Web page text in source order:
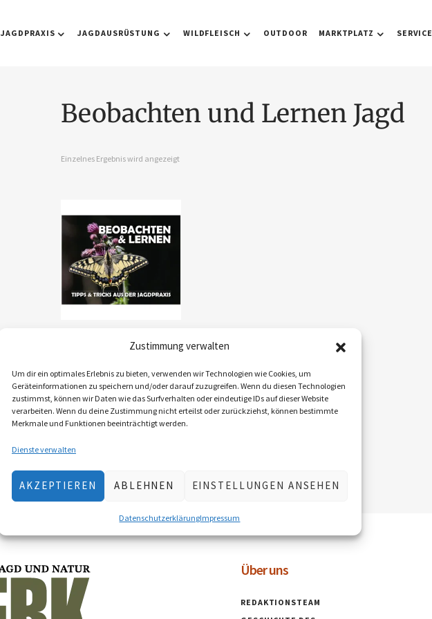
Zustimmung verwalten
Um dir ein optimales Erlebnis zu bieten, verwenden wir Technologien wie Cookies, um
Geräteinformationen zu speichern und/oder darauf zuzugreifen. Wenn du diesen Technologien
zustimmst, können wir Daten wie das Surfverhalten oder eindeutige IDs auf dieser Website
verarbeiten. Wenn du deine Zustimmung nicht erteilst oder zurückziehst, können bestimmte
Merkmale und Funktionen beeinträchtigt werden.
Dienste verwalten
AKZEPTIEREN ABLEHNEN EINSTELLUNGEN ANSEHEN
DatenschutzerklärungImpressum
JAGDPRAXIS JAGDAUSRÜSTUNG WILDFLEISCH OUTDOOR MARKTPLATZ SERVICE
Beobachten und Lernen Jagd
Einzelnes Ergebnis wird angezeigt
Broschüre:
€ 7,50inkl. MwSt., zzgl.
Versandkosten
Lieferzeit: 2–5 Werktage
(Österreich), EU 5–10 Werktage
Über uns
REDAKTIONSTEAM